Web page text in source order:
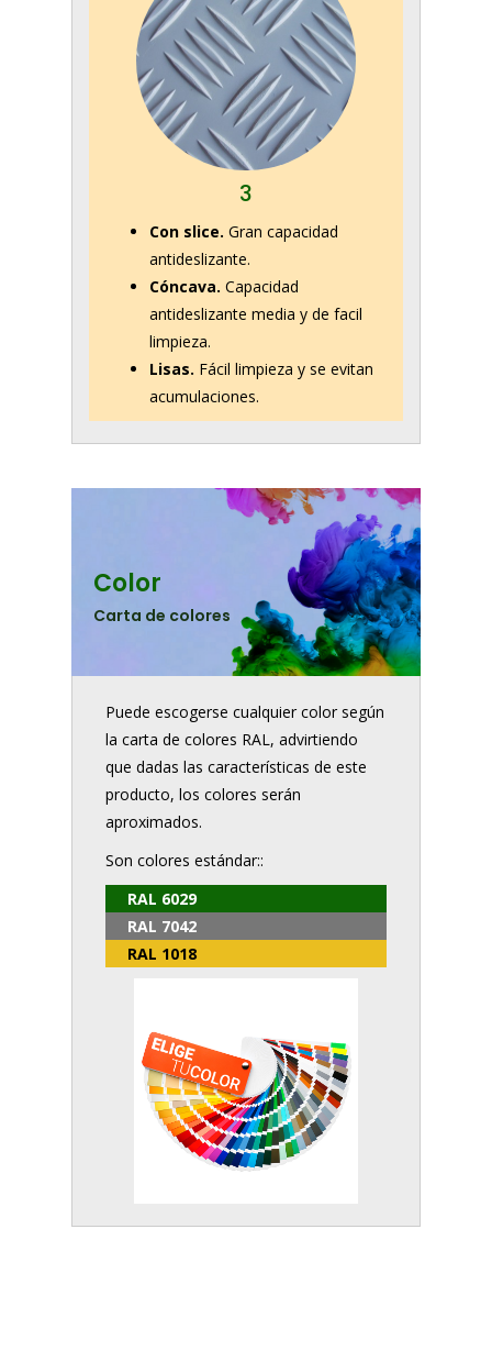
3
Con slice. Gran capacidad
antideslizante.
Cóncava. Capacidad
antideslizante media y de facil
limpieza.
Lisas. Fácil limpieza y se evitan
acumulaciones.
Color
Carta de colores
Puede escogerse cualquier color según
la carta de colores RAL, advirtiendo
que dadas las características de este
producto, los colores serán
aproximados.
Son colores estándar::
RAL 6029
RAL 7042
RAL 1018